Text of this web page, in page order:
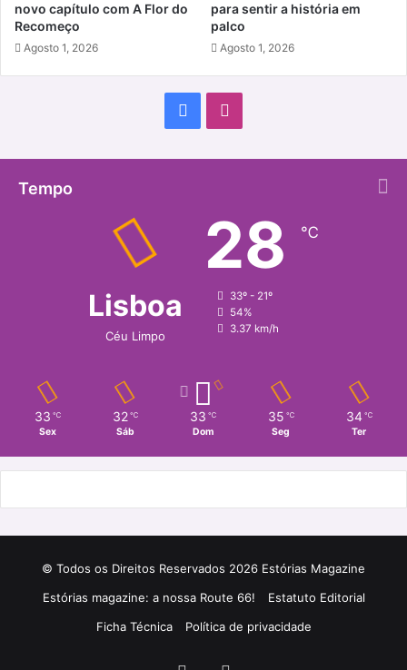
novo capítulo com A Flor do
Recomeço
Agosto 1, 2026
para sentir a história em
palco
Agosto 1, 2026
Facebook
Tempo
Lisboa
Céu Limpo
28 ℃
33º - 21º
54%
3.37 km/h
33 ℃
Sex
32 ℃
Sáb
33 ℃
Dom
35 ℃
Seg
34 ℃
Ter
© Todos os Direitos Reservados 2026 Estórias Magazine
Estórias magazine: a nossa Route 66!
Estatuto Editorial
Ficha Técnica
Política de privacidade